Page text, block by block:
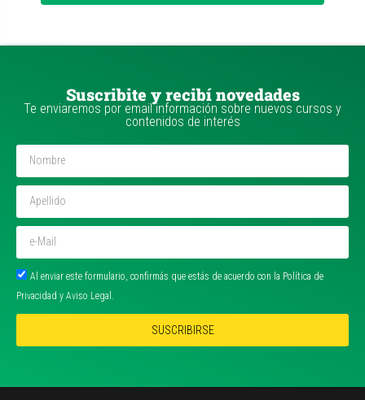
Suscribite y recibí novedades
Te enviaremos por email información sobre nuevos cursos y
contenidos de interés
Al enviar este formulario, confirmás que estás de acuerdo con la Política de
Privacidad y Aviso Legal.
SUSCRIBIRSE